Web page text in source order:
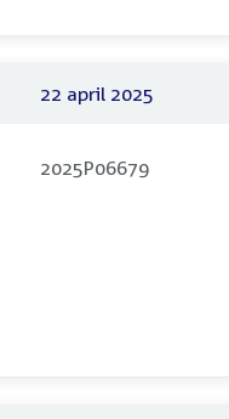
22 april 2025
2025P06679